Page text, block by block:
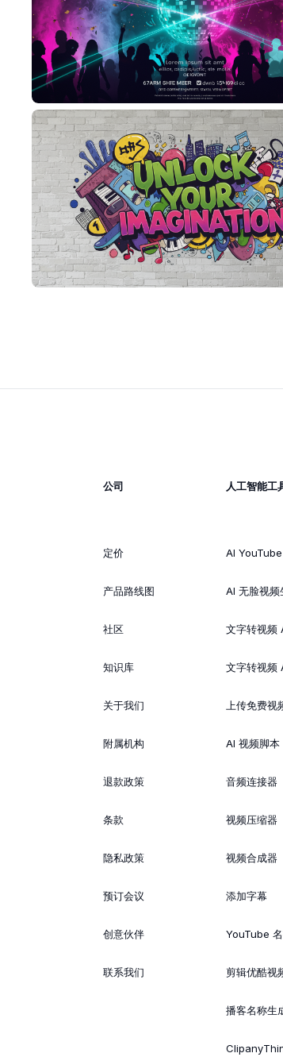
公司
定价
产品路线图
社区
知识库
关于我们
附属机构
退款政策
条款
隐私政策
预订会议
创意伙伴
联系我们
人工智能工
AI
AI 无脸视频
文字转视频
文字转视频
上传免费视
AI 视频脚本
音频连接器
视频压缩器
视频合成器
添加字幕
YouTube
剪辑优酷视
播客名称生